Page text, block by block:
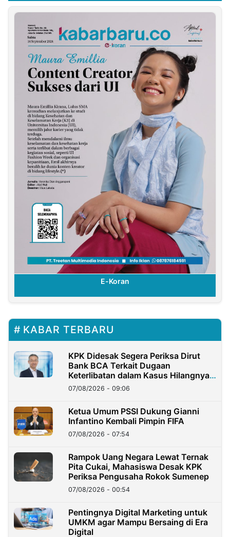
E-Koran
KABAR TERBARU
KPK Didesak Segera Periksa Dirut
Bank BCA Terkait Dugaan
Keterlibatan dalam Kasus Hilangnya
Dana Nasabah Rp2,58 Miliar
07/08/2026 - 09:06
Ketua Umum PSSI Dukung Gianni
Infantino Kembali Pimpin FIFA
07/08/2026 - 07:54
Rampok Uang Negara Lewat Ternak
Pita Cukai, Mahasiswa Desak KPK
Periksa Pengusaha Rokok Sumenep
07/08/2026 - 00:54
Pentingnya Digital Marketing untuk
UMKM agar Mampu Bersaing di Era
Digital